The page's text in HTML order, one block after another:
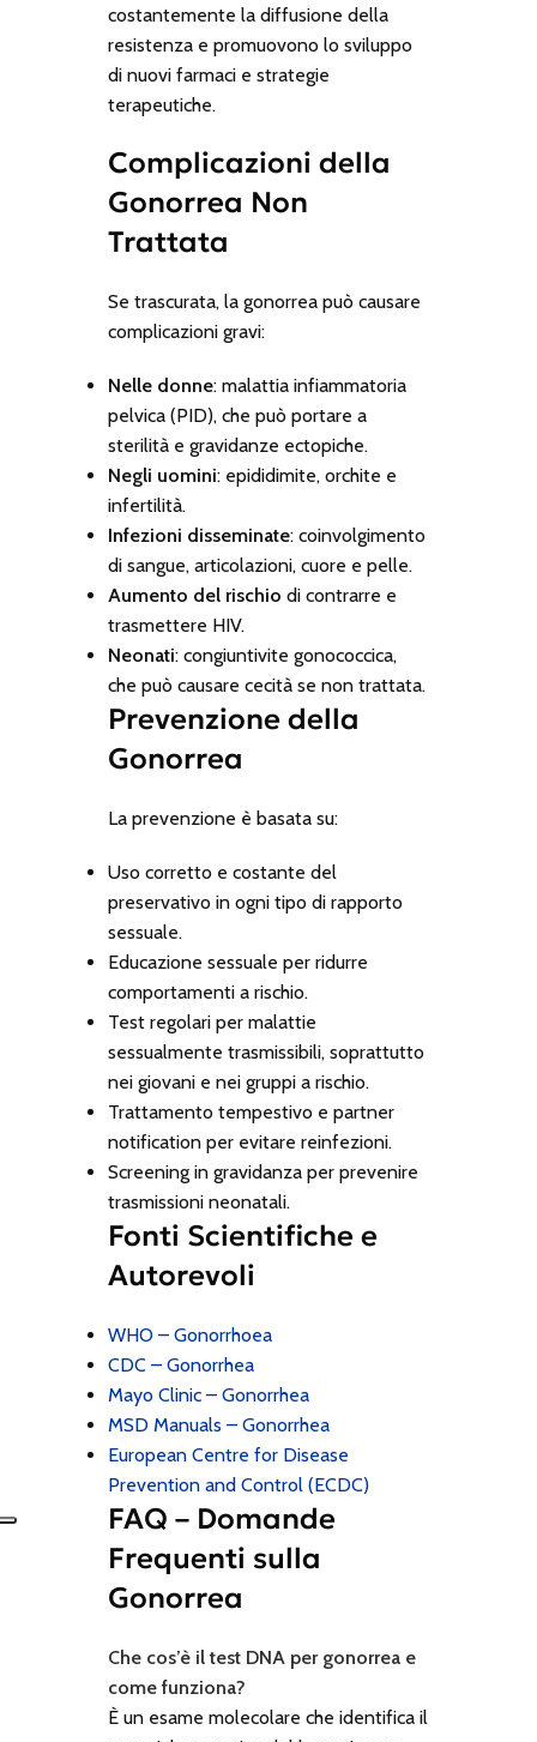
costantemente la diffusione della
resistenza e promuovono lo sviluppo
di nuovi farmaci e strategie
terapeutiche.
Complicazioni della
Gonorrea Non
Trattata
Se trascurata, la gonorrea può causare
complicazioni gravi:
Nelle donne: malattia infiammatoria
pelvica (PID), che può portare a
sterilità e gravidanze ectopiche.
Negli uomini: epididimite, orchite e
infertilità.
Infezioni disseminate: coinvolgimento
di sangue, articolazioni, cuore e pelle.
Aumento del rischio di contrarre e
trasmettere HIV.
Neonati: congiuntivite gonococcica,
che può causare cecità se non trattata.
Prevenzione della
Gonorrea
La prevenzione è basata su:
Uso corretto e costante del
preservativo in ogni tipo di rapporto
sessuale.
Educazione sessuale per ridurre
comportamenti a rischio.
Test regolari per malattie
sessualmente trasmissibili, soprattutto
nei giovani e nei gruppi a rischio.
Trattamento tempestivo e partner
notification per evitare reinfezioni.
Screening in gravidanza per prevenire
trasmissioni neonatali.
Fonti Scientifiche e
Autorevoli
WHO – Gonorrhoea
CDC – Gonorrhea
Mayo Clinic – Gonorrhea
MSD Manuals – Gonorrhea
European Centre for Disease
Prevention and Control (ECDC)
FAQ – Domande
Frequenti sulla
Gonorrea
Che cos’è il test DNA per gonorrea e
come funziona?
È un esame molecolare che identifica il